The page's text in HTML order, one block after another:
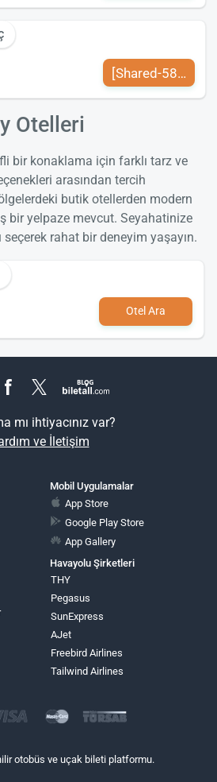
[Shared-589-tr-
Otelleri
bir konaklama için farklı tarz ve
arasından tercih
butik otellerden modern
bir yelpaze mevcut. Seyahatinize
rahat bir deneyim yaşayın.
Otel Ara
mı ihtiyacınız var?
ve İletişim
Mobil Uygulamalar
App Store
Google Play Store
App Gallery
Havayolu Şirketleri
THY
Pegasus
SunExpress
AJet
Freebird Airlines
Tailwind Airlines
otobüs ve uçak bileti platformu.